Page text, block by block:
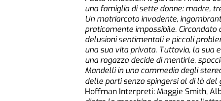
una famiglia di sette donne: madre,
Un matriarcato invadente,
praticamente impossibile.
delusioni sentimentali e piccoli
una sua vita privata. Tuttavia, la sua
una ragazza decide di mentirle,
Mandelli in una commedia degli
delle parti senza spingersi al di là del
Hoffman Interpreti: Maggie Smith,